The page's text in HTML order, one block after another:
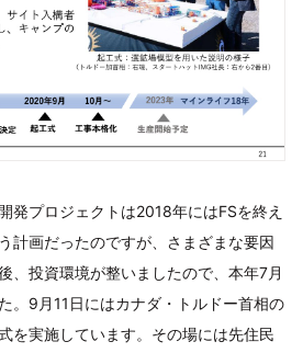
発プロジェクトは2018年にはFSを終え
計画だったのですが、さまざまな要因
、投資環境が整いましたので、本年7月
。9月11日にはカナダ・トルドー首相の
を実施しています。その場には先住民